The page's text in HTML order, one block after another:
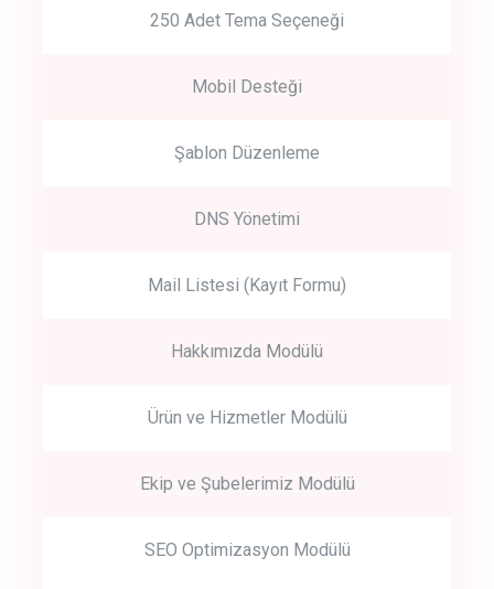
250 Adet Tema Seçeneği
Mobil Desteği
Şablon Düzenleme
DNS Yönetimi
Mail Listesi (Kayıt Formu)
Hakkımızda Modülü
Ürün ve Hizmetler Modülü
Ekip ve Şubelerimiz Modülü
SEO Optimizasyon Modülü